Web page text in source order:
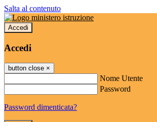
Salta al contenuto
Accedi
Accedi
button close ×
Nome Utente
Password
Password dimenticata?